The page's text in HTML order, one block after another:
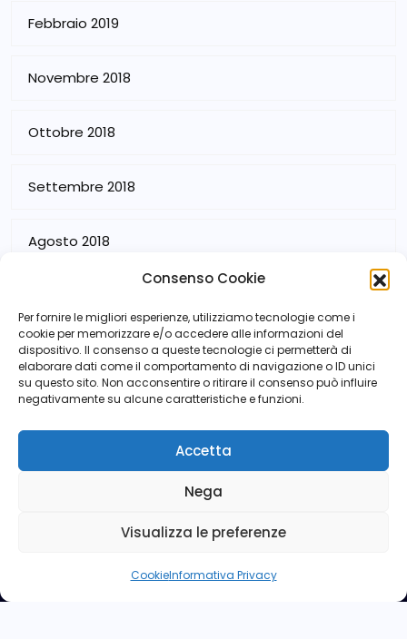
Consenso Cookie
Per fornire le migliori esperienze, utilizziamo tecnologie come i
cookie per memorizzare e/o accedere alle informazioni del
dispositivo. Il consenso a queste tecnologie ci permetterà di
elaborare dati come il comportamento di navigazione o ID unici
su questo sito. Non acconsentire o ritirare il consenso può influire
negativamente su alcune caratteristiche e funzioni.
Accetta
Nega
Visualizza le preferenze
CookieInformativa Privacy
Febbraio 2019
Novembre 2018
Ottobre 2018
Settembre 2018
Agosto 2018
Copyright © ANPd'I - Via Sforza n° 5 - 00184 Roma - Tel: